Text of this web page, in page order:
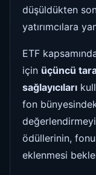
düşüldükten
yatırımcılara
ETF
için üçüncü
sağlayıcıları
fon
ödüllerinin,
eklenmesi